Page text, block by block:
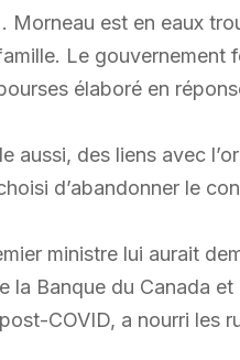
Morneau est en eaux
Le
élaboré en
aussi, des liens avec
d’abandonner le
ministre lui aurait
la Banque du Canada
COVID, a nourri les